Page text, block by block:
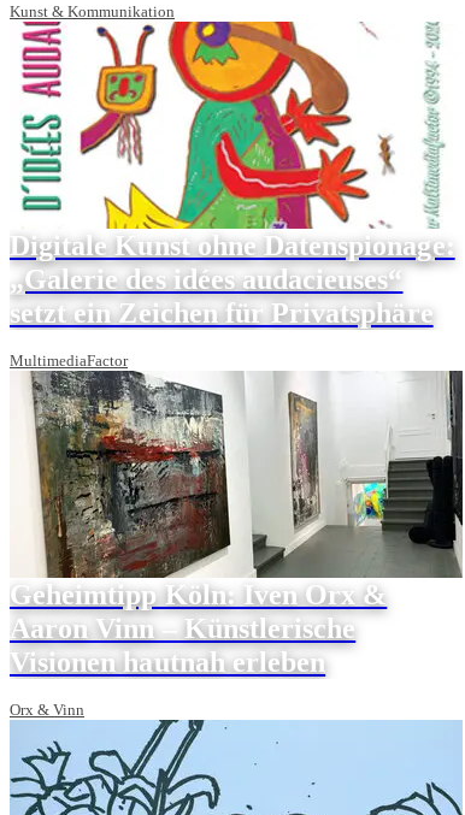
Kunst & Kommunikation
Digitale Kunst ohne Datenspionage:
„Galerie des idées audacieuses“
setzt ein Zeichen für Privatsphäre
MultimediaFactor
Geheimtipp Köln: Iven Orx &
Aaron Vinn – Künstlerische
Visionen hautnah erleben
Orx & Vinn